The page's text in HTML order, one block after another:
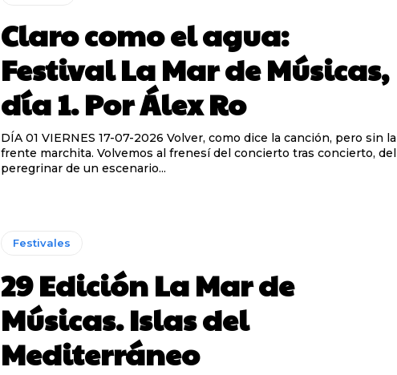
Claro como el agua:
Festival La Mar de Músicas,
día 1. Por Álex Ro
DÍA 01 VIERNES 17-07-2026 Volver, como dice la canción, pero sin la
frente marchita. Volvemos al frenesí del concierto tras concierto, del
peregrinar de un escenario...
Festivales
29 Edición La Mar de
Músicas. Islas del
Mediterráneo